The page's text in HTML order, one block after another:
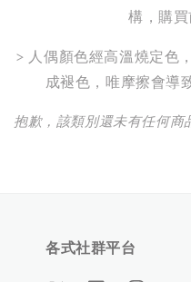
構，購買
> 人偶顏色經高溫燒定色
成褪色，唯摩擦會導
抱歉，該類別還未有任何商
各式社群平台